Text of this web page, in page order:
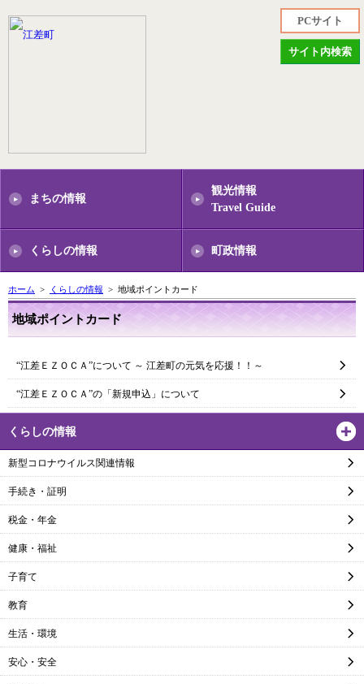
PCサイト
サイト内検索
まちの情報
観光情報
Travel Guide
くらしの情報 町政情報
ホーム > くらしの情報 > 地域ポイントカード
地域ポイントカード
“江差ＥＺＯＣＡ”について ～ 江差町の元気を応援！！～
“江差ＥＺＯＣＡ”の「新規申込」について
くらしの情報
新型コロナウイルス関連情報
手続き・証明
税金・年金
健康・福祉
子育て
教育
生活・環境
安心・安全